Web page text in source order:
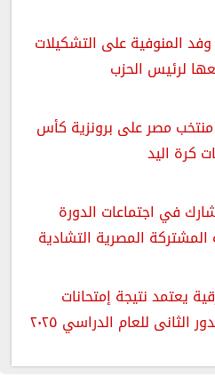
المنوفية على التشكيلات
لرئيس الحزب
منتخب مصر على برونزية كأس
كرة اليد
في اجتماعات الدورة
المشتركة المصرية التشادية
يعتمد نتيجة إمتحانات
الإعدادية بالدور الثانى للعام الدراسي ٢٠٢٥